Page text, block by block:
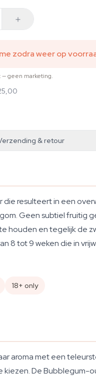
zodra weer op
geen marketing.
& retour
die resulteert in een
Geen subtiel fruitig
houden en tegelijk de
8 tot 9 weken die in
18+ only
aroma met een
kiezen. De Bubblegum-